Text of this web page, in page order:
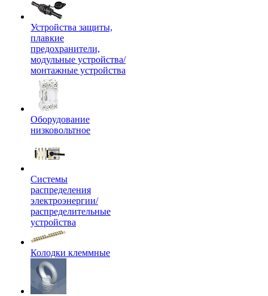
Устройства защиты,
плавкие
предохранители,
модульные устройства/
монтажные устройства
Оборудование
низковольтное
Системы
распределения
электроэнергии/
распределительные
устройства
Колодки клеммные